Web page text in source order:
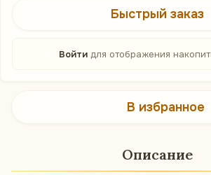
Быстрый заказ
Войти для отображения
В избранное
Описание